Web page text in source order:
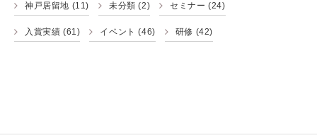
神戸居留地 (11) 未分類 (2) セミナー (24)
入賞実績 (61) イベント (46) 研修 (42)